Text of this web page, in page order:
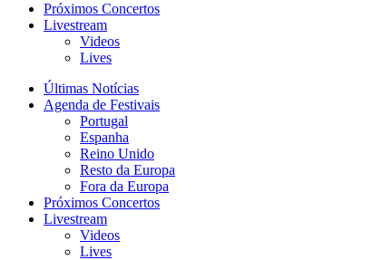
Próximos Concertos
Livestream
Videos
Lives
Últimas Notícias
Agenda de Festivais
Portugal
Espanha
Reino Unido
Resto da Europa
Fora da Europa
Próximos Concertos
Livestream
Videos
Lives